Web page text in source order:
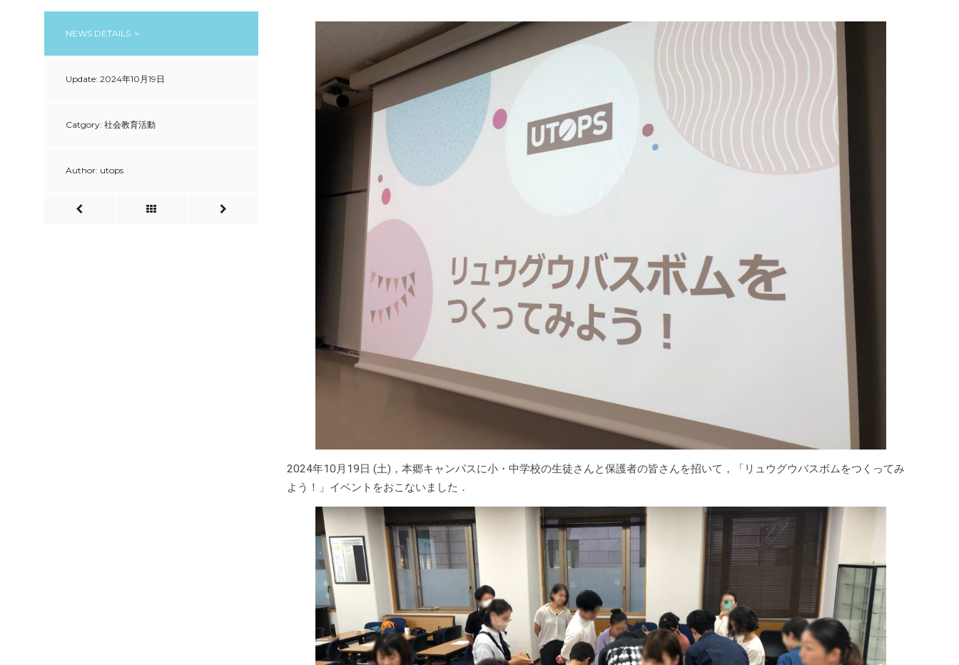
NEWS DETAILS ＞
Update: 2024年10月19日
Catgory: 社会教育活動
Author: utops
2024年10月19日 (土)，本郷キャンパスに小・中学校の生徒さんと保護者の皆さんを招いて，「リュウグウバスボムをつくってみ
よう！」イベントをおこないました．